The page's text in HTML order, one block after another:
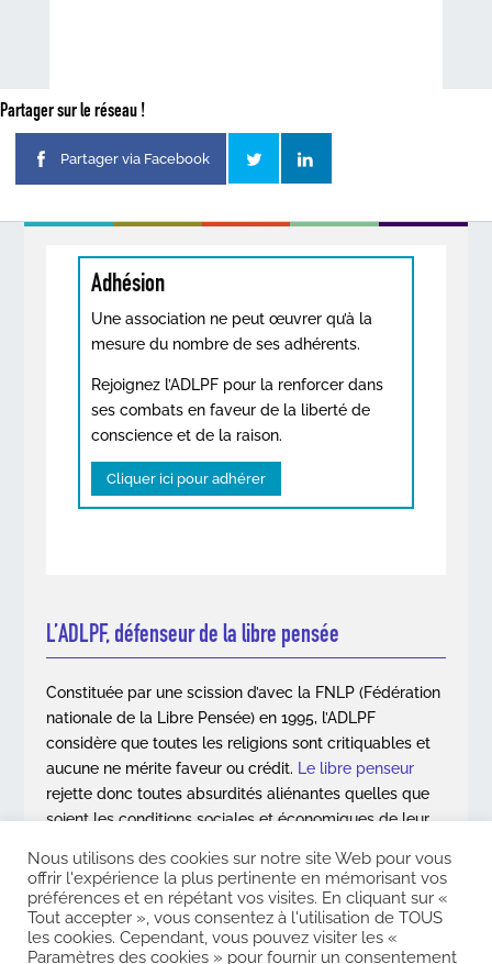
Partager sur le réseau !
Partager via Facebook
Adhésion
Une association ne peut œuvrer qu’à la
mesure du nombre de ses adhérents.
Rejoignez l’ADLPF pour la renforcer dans
ses combats en faveur de la liberté de
conscience et de la raison.
Cliquer ici pour adhérer
L’ADLPF, défenseur de la libre pensée
Constituée par une scission d’avec la FNLP (Fédération
nationale de la Libre Pensée) en 1995, l’ADLPF
considère que toutes les religions sont critiquables et
aucune ne mérite faveur ou crédit. Le libre penseur
rejette donc toutes absurdités aliénantes quelles que
soient les conditions sociales et économiques de leur
En savoir plus
Nous utilisons des cookies sur notre site Web pour vous
offrir l'expérience la plus pertinente en mémorisant vos
préférences et en répétant vos visites. En cliquant sur «
Tout accepter », vous consentez à l'utilisation de TOUS
les cookies. Cependant, vous pouvez visiter les «
Paramètres des cookies » pour fournir un consentement